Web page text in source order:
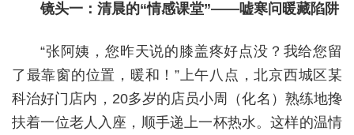
镜头一：清晨的“情感课堂”——嘘寒问暖藏陷阱
“张阿姨，您昨天说的膝盖疼好点没？我给您留
了最靠窗的位置，暖和！”上午八点，北京西城区某
科治好门店内，20多岁的店员小周（化名）熟练地搀
扶着一位老人入座，顺手递上一杯热水。这样的温情